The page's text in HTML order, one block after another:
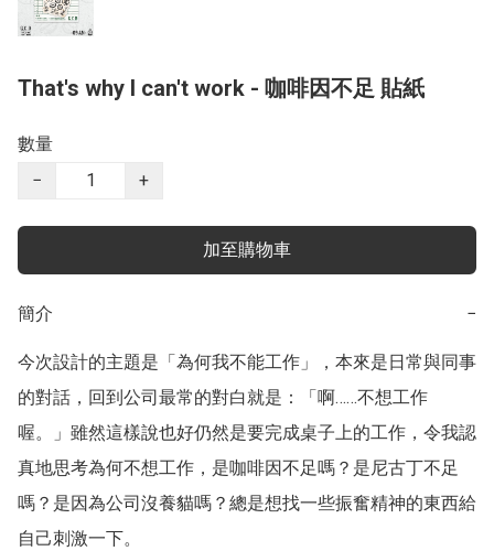
That's why I can't work - 咖啡因不足 貼紙
數量
−
+
加至購物車
簡介 −
今次設計的主題是「為何我不能工作」，本來是日常與同事
的對話，回到公司最常的對白就是：「啊……不想工作
喔。」雖然這樣說也好仍然是要完成桌子上的工作，令我認
真地思考為何不想工作，是咖啡因不足嗎？是尼古丁不足
嗎？是因為公司沒養貓嗎？總是想找一些振奮精神的東西給
自己刺激一下。